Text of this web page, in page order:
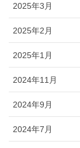
2025年3月
2025年2月
2025年1月
2024年11月
2024年9月
2024年7月